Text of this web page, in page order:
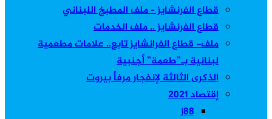
قطاع الفرنشايز – ملف المطبخ اللبناني
قطاع الفرنشايز .. ملف الخدمات
ملف- قطاع الفرانشايز تابع.. علامات مطعمية
لبنانية بـ”طعمة” أجنبية
الذكرى الثالثة لإنفجار مرفأ بيروت
إقتصاد 2021
j88